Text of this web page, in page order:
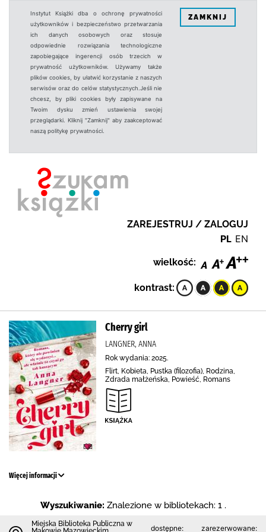
Instytut Książki dba o ochronę prywatności
użytkowników i bezpieczeństwo przetwarzania
ich danych osobowych oraz stosuje
odpowiednie rozwiązania technologiczne
zapobiegające ingerencji osób trzecich w
prywatność użytkowników. Używamy także
plików cookies, by ułatwić korzystanie z naszych
serwisów oraz do celów statystycznych.Jeśli nie
chcesz, by pliki cookies były zapisywane na
Twoim dysku zmień ustawienia swojej
przeglądarki. Kliknij "Zamknij" aby zaakceptować
naszą politykę prywatności.
ZAMKNIJ
ZAREJESTRUJ / ZALOGUJ
PL EN
wielkość:
kontrast:
Cherry girl
LANGNER, ANNA
Rok wydania: 2025.
Flirt, Kobieta, Pustka (filozofia), Rodzina,
Zdrada małżeńska, Powieść, Romans
Więcej informacji
Wyszukiwanie: Znalezione w bibliotekach: 1 .
Miejska Biblioteka Publiczna w
dostępne: zarezerwowane: